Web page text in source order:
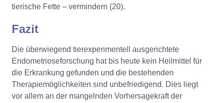
tierische Fette – vermindern (20).
Fazit
Die überwiegend tierexperimentell ausgerichtete
Endometrioseforschung hat bis heute kein Heilmittel für
die Erkrankung gefunden und die bestehenden
Therapiemöglichkeiten sind unbefriedigend. Dies liegt
vor allem an der mangelnden Vorhersagekraft der